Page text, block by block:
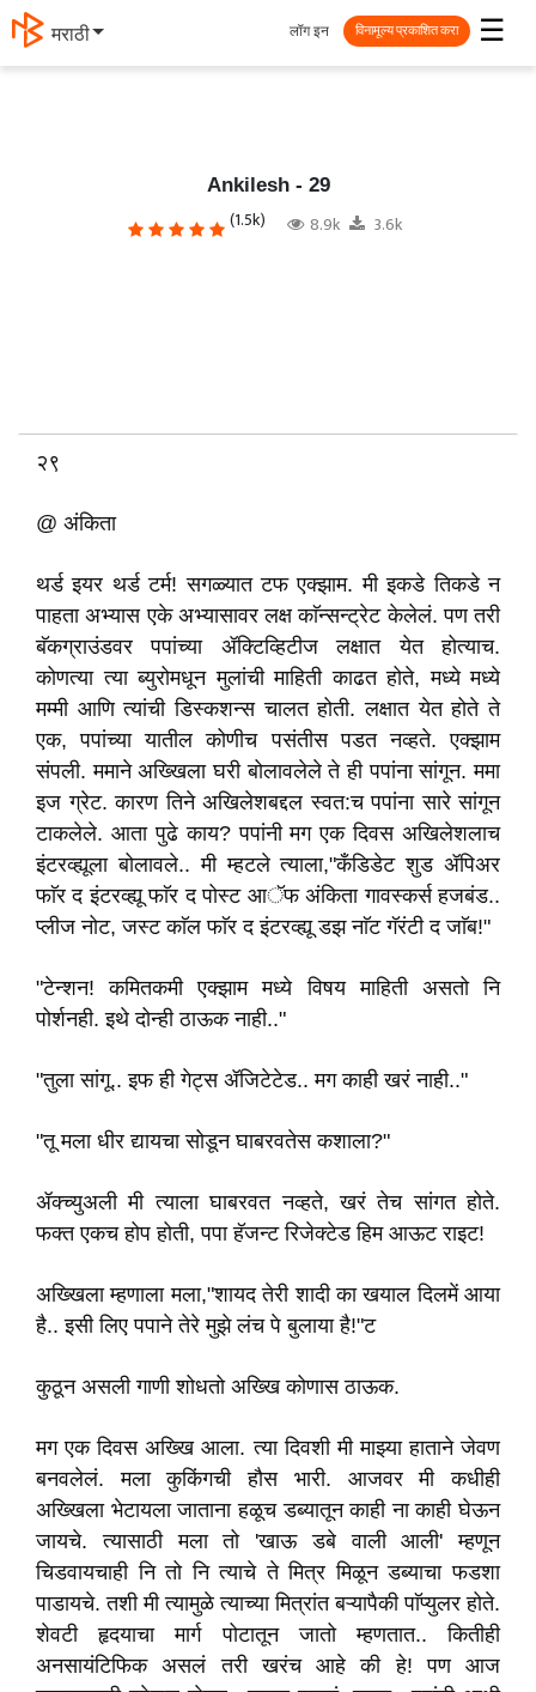
मराठी ☰
लॉग इन विनामूल्य प्रकाशित करा
Ankilesh - 29
(1.5k) 8.9k 3.6k
२९
@ अंकिता
थर्ड इयर थर्ड टर्म! सगळ्यात टफ एक्झाम. मी इकडे तिकडे न
पाहता अभ्यास एके अभ्यासावर लक्ष काॅन्सन्ट्रेट केलेलं. पण तरी
बॅकग्राउंडवर पपांच्या ॲक्टिव्हिटीज लक्षात येत होत्याच.
कोणत्या त्या ब्युरोमधून मुलांची माहिती काढत होते, मध्ये मध्ये
मम्मी आणि त्यांची डिस्कशन्स चालत होती. लक्षात येत होते ते
एक, पपांच्या यातील कोणीच पसंतीस पडत नव्हते. एक्झाम
संपली. ममाने अख्खिला घरी बोलावलेले ते ही पपांना सांगून. ममा
इज ग्रेट. कारण तिने अखिलेशबद्दल स्वत:च पपांना सारे सांगून
टाकलेले. आता पुढे काय? पपांनी मग एक दिवस अखिलेशलाच
इंटरव्ह्यूला बोलावले.. मी म्हटले त्याला,"कँडिडेट शुड ॲपिअर
फाॅर द इंटरव्ह्यू फाॅर द पोस्ट आॅफ अंकिता गावस्कर्स हजबंड..
प्लीज नोट, जस्ट काॅल फाॅर द इंटरव्ह्यू डझ नाॅट गॅरंटी द जाॅब!"
"टेन्शन! कमितकमी एक्झाम मध्ये विषय माहिती असतो नि
पोर्शनही. इथे दोन्ही ठाऊक नाही.."
"तुला सांगू.. इफ ही गेट्स ॲजिटेटेड.. मग काही खरं नाही.."
"तू मला धीर द्यायचा सोडून घाबरवतेस कशाला?"
ॲक्च्युअली मी त्याला घाबरवत नव्हते, खरं तेच सांगत होते.
फक्त एकच होप होती, पपा हॅजन्ट रिजेक्टेड हिम आऊट राइट!
अख्खिला म्हणाला मला,"शायद तेरी शादी का खयाल दिलमें आया
है.. इसी लिए पपाने तेरे मुझे लंच पे बुलाया है!"ट
कुठून असली गाणी शोधतो अख्खि कोणास ठाऊक.
मग एक दिवस अख्खि आला. त्या दिवशी मी माझ्या हाताने जेवण
बनवलेलं. मला कुकिंगची हौस भारी. आजवर मी कधीही
अख्खिला भेटायला जाताना हळूच डब्यातून काही ना काही घेऊन
जायचे. त्यासाठी मला तो 'खाऊ डबे वाली आली' म्हणून
चिडवायचाही नि तो नि त्याचे ते मित्र मिळून डब्याचा फडशा
पाडायचे. तशी मी त्यामुळे त्याच्या मित्रांत बऱ्यापैकी पाॅप्युलर होते.
शेवटी हृदयाचा मार्ग पोटातून जातो म्हणतात.. कितीही
अनसायंटिफिक असलं तरी खरंच आहे की हे! पण आज